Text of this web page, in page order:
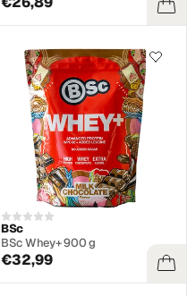
BSc
BSc Whey+ 900 g
€32,99